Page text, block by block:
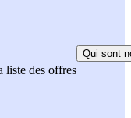
liste des offres
Qui sont